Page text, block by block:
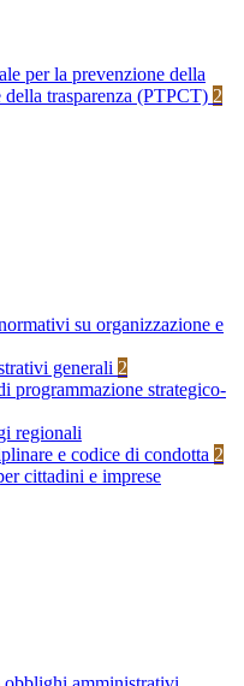
per la prevenzione della
della trasparenza (PTPCT) 2
su organizzazione e
generali 2
programmazione strategico-
regionali
e codice di condotta 2
cittadini e imprese